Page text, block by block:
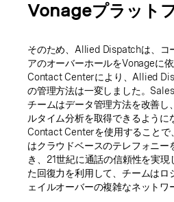
Vonageプラット
そのため、Allied Dispatchは、コ
アのオーバーホールをVonageに
Contact Centerにより、Allied
の管理方法は一変しました。
チームはデータ管理方法を改善し
ルタイム分析を取得できるように
Contact Centerを使用すること
はクラウドベースのテレフォニー
き、21世紀に通話の信頼性を実現
た回復力を利用して、チームはロ
ェイルオーバーの複雑なネットワ